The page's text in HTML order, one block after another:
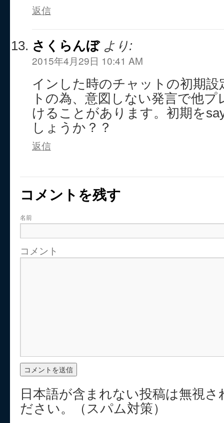
返信
さくらんぼ より:
2015年4月29日 10:41 AM
インした時のチャットの初期
トの為、意図しない発言で他
けることがあります。初期を
しょうか？？
返信
コメントを残す
名前
コメント
日本語が含まれない投稿は無視
ださい。（スパム対策）